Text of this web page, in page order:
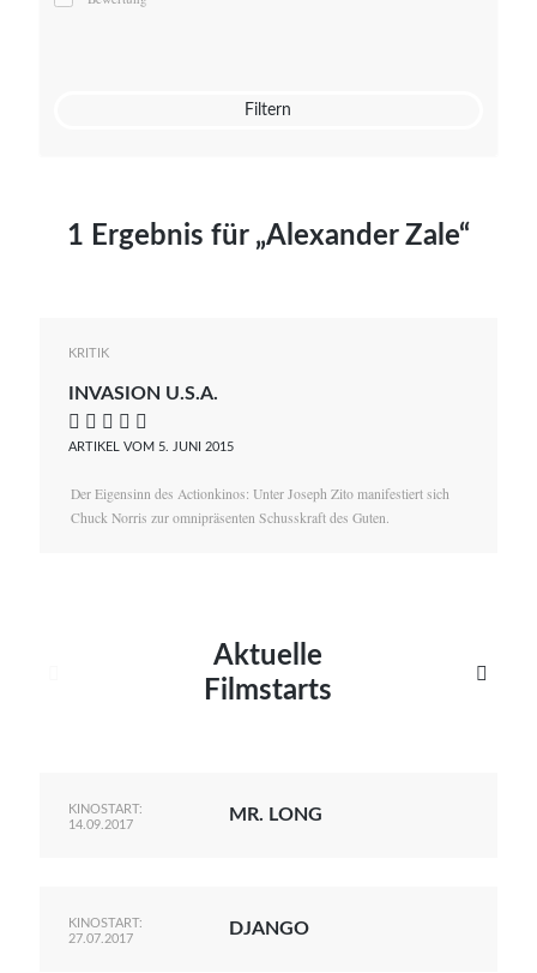
Mato von Vogelstein
Filtern
1 Ergebnis für „Alexander Zale“
KRITIK
INVASION U.S.A.
    
ARTIKEL VOM 5. JUNI 2015
Der Eigensinn des Actionkinos: Unter Joseph Zito manifestiert sich
Chuck Norris zur omnipräsenten Schusskraft des Guten.
Aktuelle
Filmstarts

KINOSTART:
14.09.2017
MR. LONG
KINOSTART:
27.07.2017
DJANGO